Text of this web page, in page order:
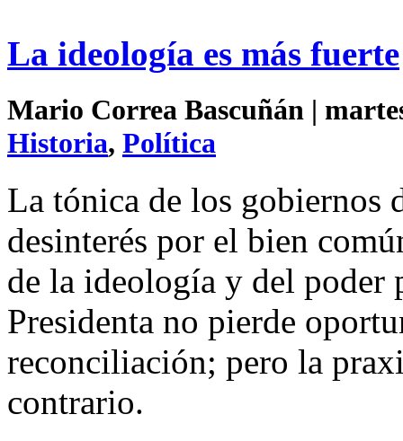
La ideología es más fuerte
Mario Correa Bascuñán |
Historia, Política
La tónica de los gobiernos
desinterés por el bien
de la ideología y del
Presidenta no pierde
reconciliación; pero la
contrario.